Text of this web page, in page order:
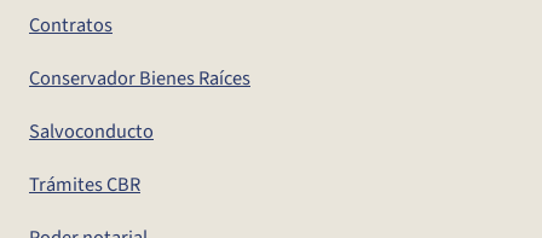
Contratos
Conservador Bienes Raíces
Salvoconducto
Trámites CBR